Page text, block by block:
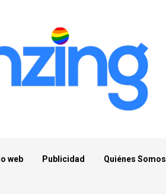
web Publicidad Quiénes Somos